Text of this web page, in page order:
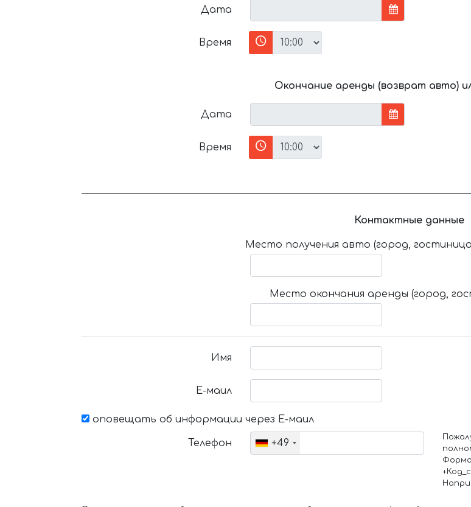
Дата
Время
Окончание аренды (возврат авто)
Дата
Время
Контактные данные
Место получения авто (город,
Место окончания аренды (город,
Имя
Е-маил
оповещать об информации через Е-маил
Телефон +49